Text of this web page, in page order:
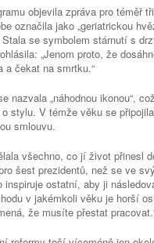
objevila zpráva pro téměř
označila jako „geriatrickou
se symbolem stárnutí s
„Jenom proto, že
čekat na smrtku.“
nazvala „náhodnou ikonou“,
stylu. V témže věku se
smlouvu.
všechno, co jí život přinesl
šest prezidentů, než se ve
inspiruje ostatní, aby ji
v jakémkoli věku je horší
že musíte přestat